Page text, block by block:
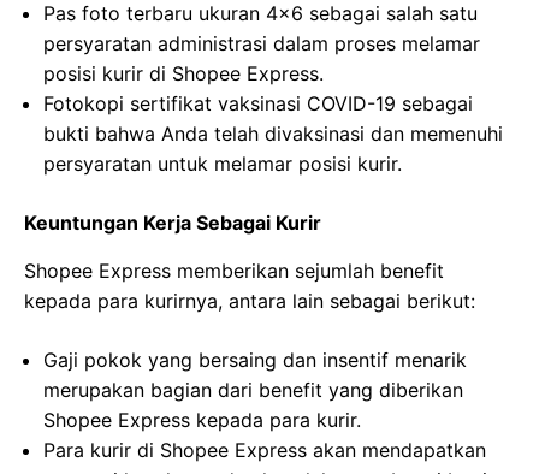
Pas foto terbaru ukuran 4×6 sebagai salah satu
persyaratan administrasi dalam proses melamar
posisi kurir di Shopee Express.
Fotokopi sertifikat vaksinasi COVID-19 sebagai
bukti bahwa Anda telah divaksinasi dan memenuhi
persyaratan untuk melamar posisi kurir.
Keuntungan Kerja Sebagai Kurir
Shopee Express memberikan sejumlah benefit
kepada para kurirnya, antara lain sebagai berikut:
Gaji pokok yang bersaing dan insentif menarik
merupakan bagian dari benefit yang diberikan
Shopee Express kepada para kurir.
Para kurir di Shopee Express akan mendapatkan